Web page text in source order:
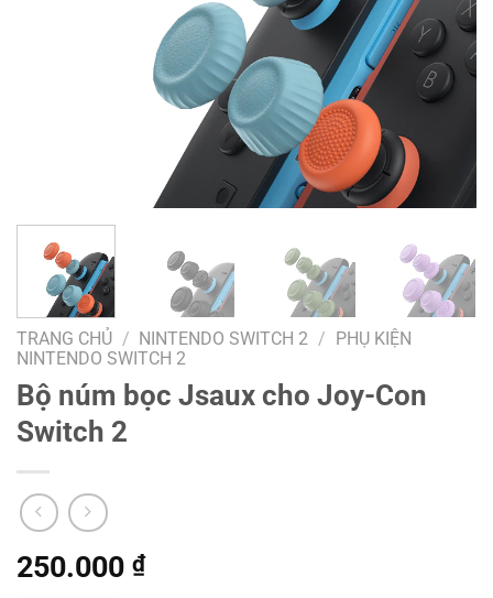
TRANG CHỦ / NINTENDO SWITCH 2 /
PHỤ KIỆN
NINTENDO SWITCH 2
Bộ núm bọc Jsaux cho Joy-Con
Switch 2
250.000 ₫